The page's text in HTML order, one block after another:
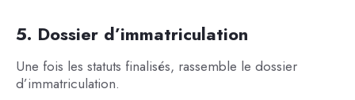
5. Dossier d’immatriculation
Une fois les statuts finalisés, rassemble le dossier
d’immatriculation.